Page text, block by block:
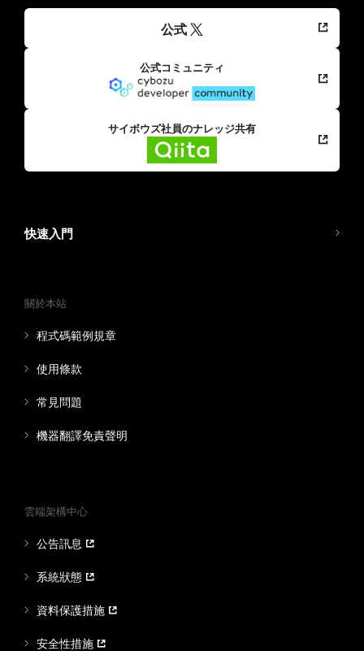
公式
公式コミュニティ
サイボウズ社員のナレッジ共有
快速入門
關於本站
程式碼範例規章
使用條款
常見問題
機器翻譯免責聲明
雲端架構中心
公告訊息
系統狀態
資料保護措施
安全性措施